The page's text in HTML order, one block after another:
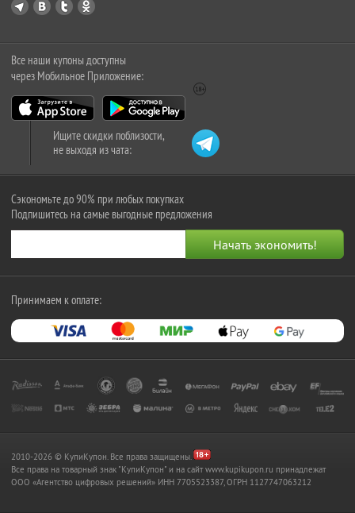
Все наши купоны доступны
через Мобильное Приложение:
Ищите скидки поблизости,
не выходя из чата:
Сэкономьте до 90% при любых покупках
Подпишитесь на самые выгодные предложения
Принимаем к оплате:
2010-2026 © КупиКупон. Все права защищены.
Все права на товарный знак "КупиКупон" и на сайт www.kupikupon.ru принадлежат
OOO «Агентство цифровых решений» ИНН 7705523387, ОГРН 1127747063212